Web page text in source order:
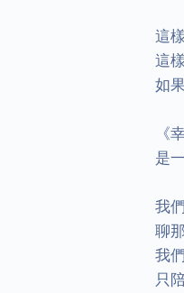
這
這
如
《
是
我
聊
我
只